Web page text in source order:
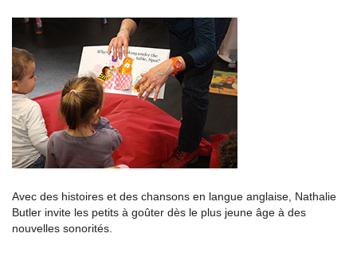
Avec des histoires et des chansons en langue anglaise, Nathalie
Butler invite les petits à goûter dès le plus jeune âge à des
nouvelles sonorités.